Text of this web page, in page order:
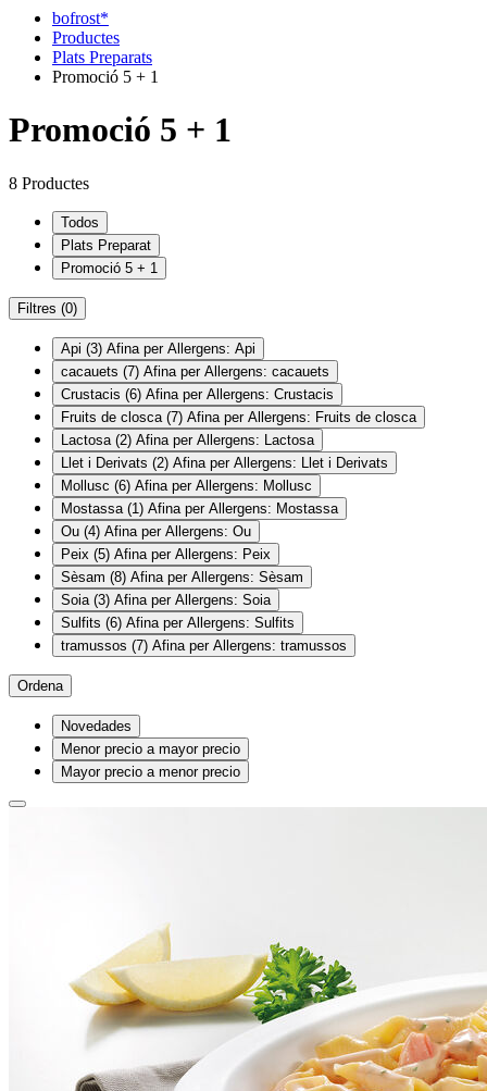
bofrost*
Productes
Plats Preparats
Promoció 5 + 1
Promoció 5 + 1
8 Productes
Todos
Plats Preparat
Promoció 5 + 1
Filtres (0)
Api (3) Afina per Allergens: Api
cacauets (7) Afina per Allergens: cacauets
Crustacis (6) Afina per Allergens: Crustacis
Fruits de closca (7) Afina per Allergens: Fruits de closca
Lactosa (2) Afina per Allergens: Lactosa
Llet i Derivats (2) Afina per Allergens: Llet i Derivats
Mollusc (6) Afina per Allergens: Mollusc
Mostassa (1) Afina per Allergens: Mostassa
Ou (4) Afina per Allergens: Ou
Peix (5) Afina per Allergens: Peix
Sèsam (8) Afina per Allergens: Sèsam
Soia (3) Afina per Allergens: Soia
Sulfits (6) Afina per Allergens: Sulfits
tramussos (7) Afina per Allergens: tramussos
Ordena
Novedades
Menor precio a mayor precio
Mayor precio a menor precio